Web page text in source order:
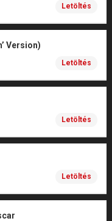
Letöltés
Version)
Letöltés
Letöltés
Letöltés